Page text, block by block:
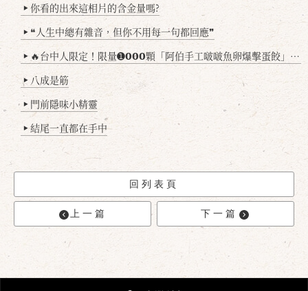
▶ 你看的出來這相片的含金量嗎?
▶ ❝人生中總有雜音，但你不用每一句都回應❞
▶ 🔥台中人限定！限量➊𝟬𝟬𝟬顆「阿伯手工啵啵魚卵爆擊蛋餃」台北已被搶爆2萬顆，最後名額門前隱味只留給你！🥟💥
▶ 八成是筋
▶ 門前隱味小精靈
▶ 結尾一直都在手中
回列表頁
上一篇 下一篇